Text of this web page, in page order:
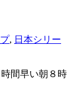
, 日本シリー
間早い朝８時